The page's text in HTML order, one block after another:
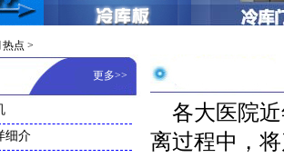
热点 >
更多>>
细介
各大医院近
离过程中，